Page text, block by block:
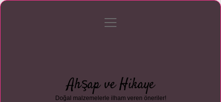
Gizlilik Politikası
menüyü
Ahşap ve Hikaye
Doğal malzemelerle ilham veren öneriler!